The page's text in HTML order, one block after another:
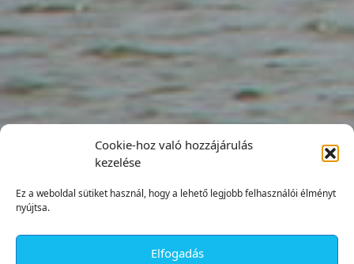
Cookie-hoz való hozzájárulás
kezelése
Ez a weboldal sütiket használ, hogy a lehető legjobb felhasználói élményt
nyújtsa.
Elfogadás